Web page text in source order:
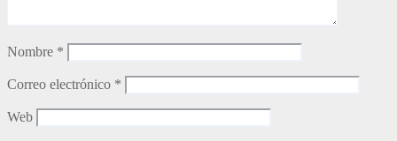
Nombre *
Correo electrónico *
Web